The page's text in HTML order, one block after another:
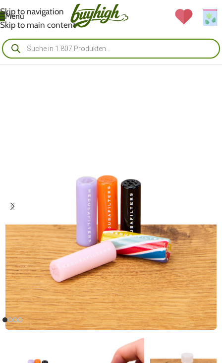
Skip to navigation
Skip to main content
Menü